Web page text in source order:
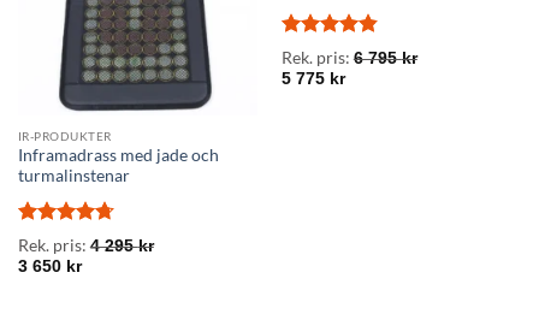
IR-PRODUKTER
Inframadrass med jade och
turmalinstenar
Betygsatt
4.73av 5
Rek. pris:4 295kr
3 650 kr
Betygsatt
4.84av 5
Rek. pris:6 795kr
5 775 kr